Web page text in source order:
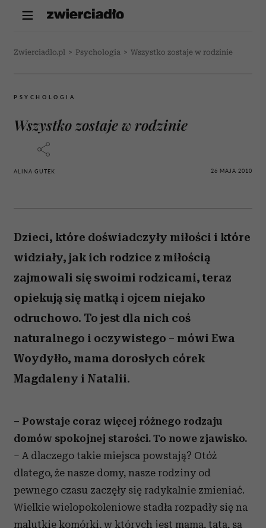
Zwierciadlo.pl > Psychologia > Wszystko zostaje w rodzinie
PSYCHOLOGIA
Wszystko zostaje w rodzinie
ALINA GUTEK 26 MAJA 2010
Dzieci, które doświadczyły miłości i które
widziały, jak ich rodzice z miłością
zajmowali się swoimi rodzicami, teraz
opiekują się matką i ojcem niejako
odruchowo. To jest dla nich coś
naturalnego i oczywistego – mówi Ewa
Woydyłło, mama dorosłych córek
Magdaleny i Natalii.
– Powstaje coraz więcej różnego rodzaju
domów spokojnej starości. To nowe zjawisko.
– A dlaczego takie miejsca powstają? Otóż
dlatego, że nasze domy, nasze rodziny od
pewnego czasu zaczęły się radykalnie zmieniać.
Wielkie wielopokoleniowe stadła rozpadły się na
malutkie komórki, w których jest mama, tata, są